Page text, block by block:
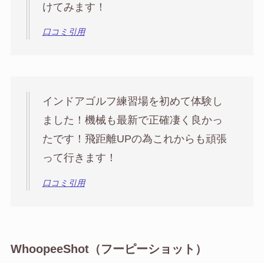
けてみます！
口コミ引用
インドアゴルフ練習場を初めて体験し
ました！機械も最新で正確凄く良かっ
たです！飛距離UPの為これからも頑張
って行きます！
口コミ引用
WhoopeeShot（フーピーショット）